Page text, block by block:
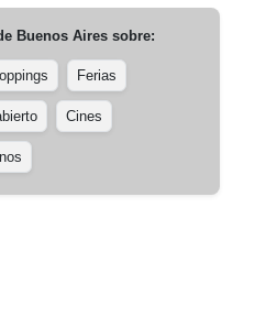
Buenos Aires sobre:
Ferias
Cines